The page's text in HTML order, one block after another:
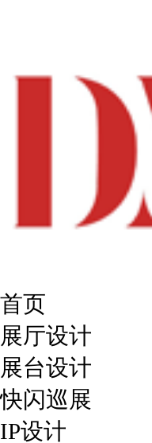
首页
展厅设计
展台设计
快闪巡展
IP设计